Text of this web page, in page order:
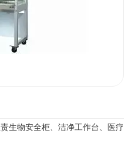
生物安全柜、洁净工作台、医疗